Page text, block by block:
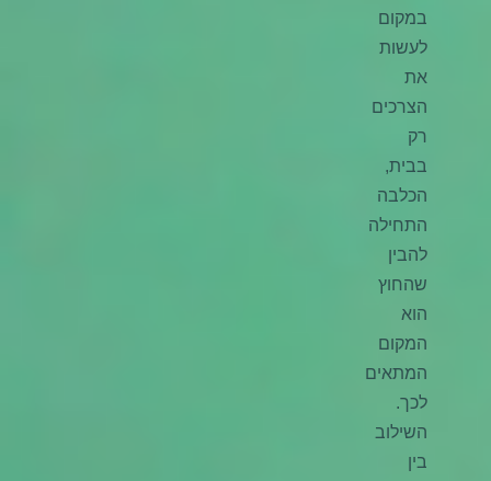
במקום
לעשות
את
הצרכים
רק
בבית,
הכלבה
התחילה
להבין
שהחוץ
הוא
המקום
המתאים
לכך.
השילוב
בין